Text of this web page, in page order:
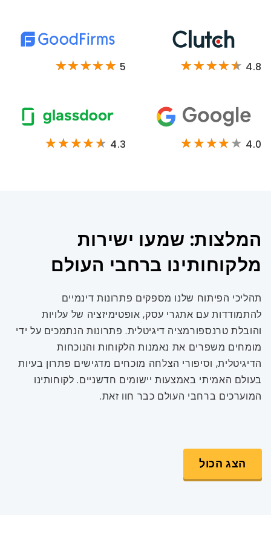
4.8
5
4.0
4.3
המלצות: שמעו ישירות
מלקוחותינו ברחבי העולם
תהליכי הפיתוח שלנו מספקים פתרונות דינמיים
להתמודדות עם אתגרי עסק, אופטימיזציה של עלויות
והובלת טרנספורמציה דיגיטלית. פתרונות הנתמכים על ידי
מומחים משפרים את נאמנות הלקוחות והנוכחות
הדיגיטלית, וסיפורי הצלחה מוכחים מדגישים פתרון בעיות
בעולם האמיתי באמצעות יישומים חדשניים. לקוחותינו
המוערכים ברחבי העולם כבר חוו זאת.
הצג הכול